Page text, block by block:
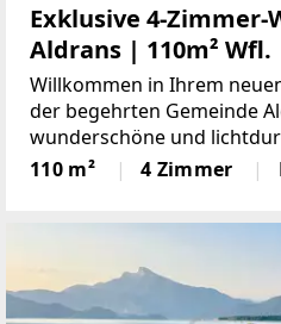
Exklusive 4-Zimmer-
Aldrans | 110m²
kernsaniert 2021 | 2
Balkone |
Willkommen in Ihrem
der begehrten Gemeinde
wunderschöne und
Wohnung befindet sich im
sehr gepflegten Hauses
110 m² 4 Zimmer